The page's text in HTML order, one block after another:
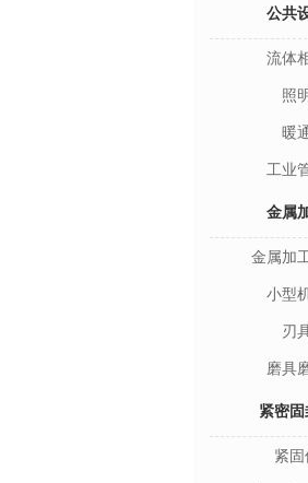
公共
流体
照
暖
工业
金属
金属加
小型
刃
磨具
紧密
紧固